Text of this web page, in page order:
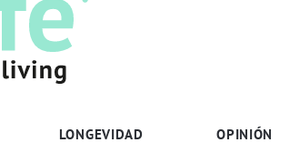
LONGEVIDAD OPINIÓN